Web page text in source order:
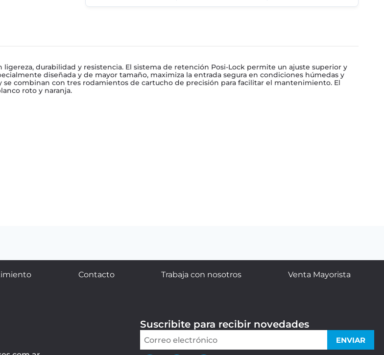
durabilidad y resistencia. El sistema de retención Posi-Lock permite un ajuste superior y
diseñada y de mayor tamaño, maximiza la entrada segura en condiciones húmedas y
se combinan con tres rodamientos de cartucho de precisión para facilitar el mantenimiento. El
roto y naranja.
Contacto Trabaja con nosotros Venta Mayorista
Suscribite para recibir novedades
ENVIAR